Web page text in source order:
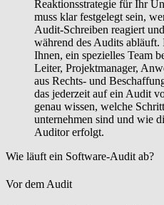
Reaktionsstrategie für Ihr
muss klar festgelegt sein,
Audit-Schreiben reagiert
während des Audits
Ihnen, ein spezielles Team
Leiter, Projektmanager,
aus Rechts- und
das jederzeit auf ein Audit
genau wissen, welche
unternehmen sind und wie
Auditor erfolgt.
Wie läuft ein Software-Audit ab?
Vor dem Audit